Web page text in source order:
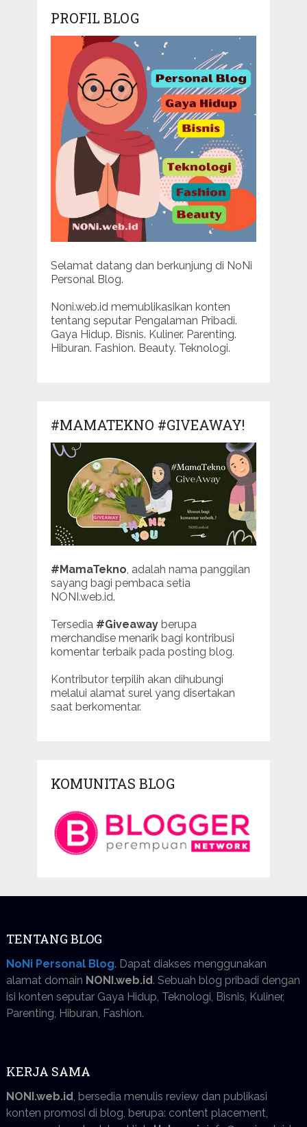
PROFIL BLOG
Selamat datang dan berkunjung di NoNi
Personal Blog.
Noni.web.id memublikasikan konten
tentang seputar Pengalaman Pribadi.
Gaya Hidup. Bisnis. Kuliner. Parenting.
Hiburan. Fashion. Beauty. Teknologi.
#MAMATEKNO #GIVEAWAY!
#MamaTekno, adalah nama panggilan
sayang bagi pembaca setia
NONI.web.id.
Tersedia #Giveawayberupa
merchandise menarik bagi kontribusi
komentar terbaik pada posting blog.
Kontributor terpilih akan dihubungi
melalui alamat surel yang disertakan
saat berkomentar.
KOMUNITAS BLOG
TENTANG BLOG
NoNi Personal Blog. Dapat diakses menggunakan
alamat domain NONI.web.id. Sebuah blog pribadi dengan
isi konten seputar Gaya Hidup, Teknologi, Bisnis, Kuliner,
Parenting, Hiburan, Fashion.
KERJA SAMA
NONI.web.id, bersedia menulis review dan publikasi
konten promosi di blog, berupa: content placement,